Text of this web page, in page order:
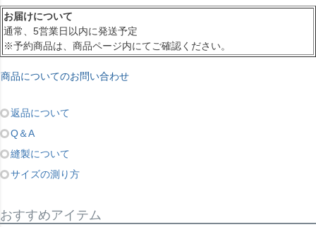
お届けについて
通常、5営業日以内に発送予定
※予約商品は、商品ページ内にてご確認ください。
商品についてのお問い合わせ
返品について
Q＆A
縫製について
サイズの測り方
おすすめアイテム